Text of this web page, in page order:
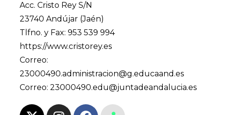
Acc. Cristo Rey S/N
23740 Andújar (Jaén)
Tlfno. y Fax: 953 539 994
https://www.cristorey.es
Correo:
23000490.administracion@g.educaand.es
Correo: 23000490.edu@juntadeandalucia.es